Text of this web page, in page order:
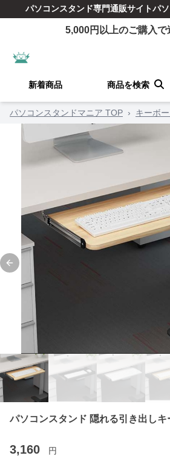
パソコンスタンド専門通販サイトパ
5,000円以上のご購入で
新着商品 商品を検索
パソコンスタンドマニア TOP › キーボ
Previous slide
パソコンスタンド 隠れる引き出しキ
3,160 円